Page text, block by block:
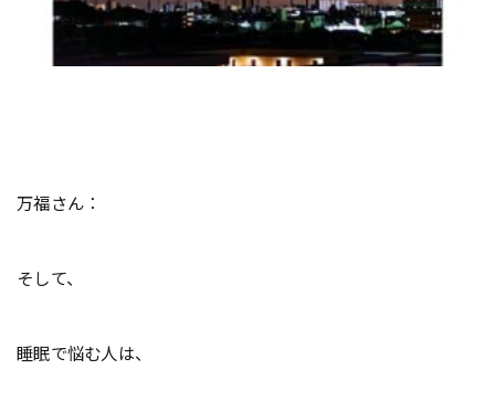
万福さん：
そして、
睡眠で悩む人は、